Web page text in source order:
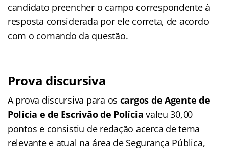
candidato preencher o campo correspondente à
resposta considerada por ele correta, de acordo
com o comando da questão.
Prova discursiva
A prova discursiva para os cargos de Agente de
Polícia e de Escrivão de Polícia valeu 30,00
pontos e consistiu de redação acerca de tema
relevante e atual na área de Segurança Pública,